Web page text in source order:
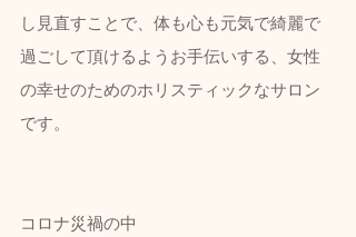
し見直すことで、体も心も元気で綺麗で
過ごして頂けるようお手伝いする、女性
の幸せのためのホリスティックなサロン
です。
コロナ災禍の中